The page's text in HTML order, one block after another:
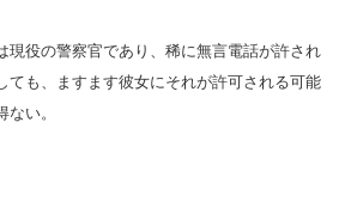
現役の警察官であり、稀に無言電話が許され
ても、ますます彼女にそれが許可される可能
い。